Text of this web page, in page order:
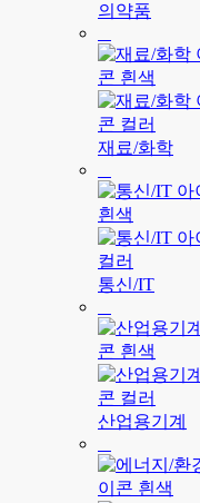
의약품
재료/화학
통신/IT
산업용기계